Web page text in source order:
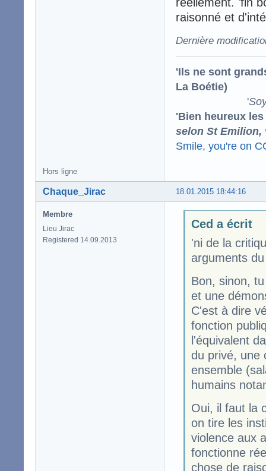
réellement. 'fin
raisonné et
Dernière
'Ils ne sont
La Boétie)
'
'Bien heureux
selon St Emilion,
Smile, you're on
Hors ligne
18.01.2015 18:44:16
Chaque_Jirac
Membre
Lieu Jirac
Registered 14.09.2013
Ced a écrit
'ni de la
arguments
Bon, sinon,
et une
C'est à dire
fonction
l'équivalent
du privé, une
ensemble
humains
Oui, il faut la
on tire les
violence aux
fonctionne
chose de